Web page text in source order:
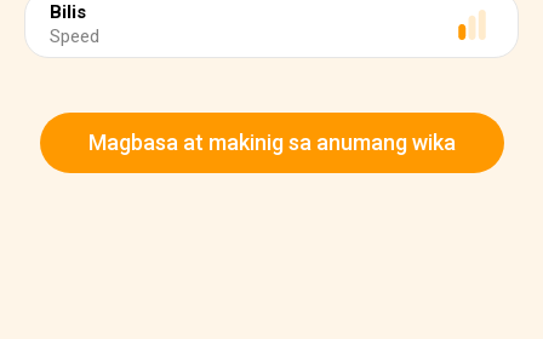
Bilis
Speed
Magbasa at makinig sa anumang wika